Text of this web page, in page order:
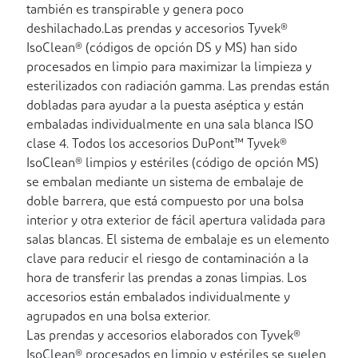
también es transpirable y genera poco
deshilachado.Las prendas y accesorios Tyvek®
IsoClean® (códigos de opción DS y MS) han sido
procesados en limpio para maximizar la limpieza y
esterilizados con radiación gamma. Las prendas están
dobladas para ayudar a la puesta aséptica y están
embaladas individualmente en una sala blanca ISO
clase 4. Todos los accesorios DuPont™ Tyvek®
IsoClean® limpios y estériles (código de opción MS)
se embalan mediante un sistema de embalaje de
doble barrera, que está compuesto por una bolsa
interior y otra exterior de fácil apertura validada para
salas blancas. El sistema de embalaje es un elemento
clave para reducir el riesgo de contaminación a la
hora de transferir las prendas a zonas limpias. Los
accesorios están embalados individualmente y
agrupados en una bolsa exterior.
Las prendas y accesorios elaborados con Tyvek®